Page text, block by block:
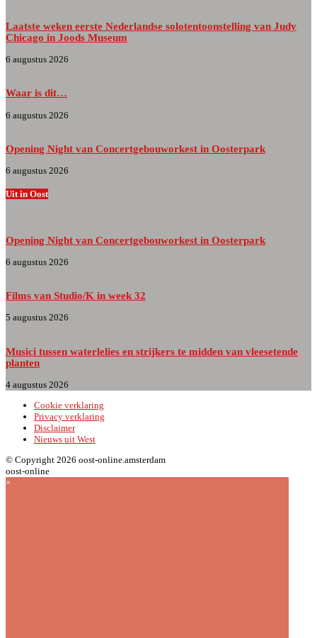
Laatste weken eerste Nederlandse solotentoonstelling van Judy
Chicago in Joods Museum
6 augustus 2026
Waar is dit…
6 augustus 2026
Opening Night van Concertgebouworkest in Oosterpark
6 augustus 2026
Uit in Oost
Opening Night van Concertgebouworkest in Oosterpark
6 augustus 2026
Films van Studio/K in week 32
5 augustus 2026
Musici tussen waterlelies en strijkers te midden van vleesetende
planten
4 augustus 2026
Cookie verklaring
Privacy verklaring
Disclaimer
Nieuws uit West
© Copyright 2026 oost-online.amsterdam
oost-online
×